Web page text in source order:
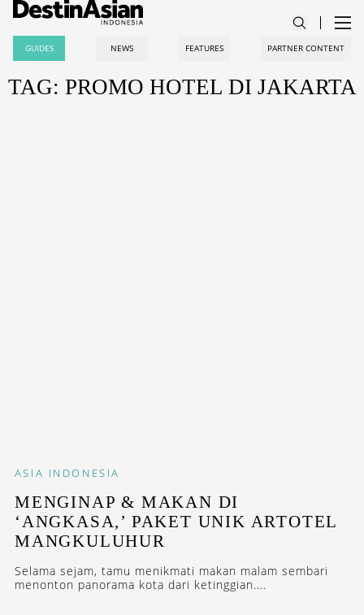
GUIDES NEWS FEATURES PARTNER CONTENT
TAG: PROMO HOTEL DI JAKARTA
ASIA INDONESIA
MENGINAP & MAKAN DI
‘ANGKASA,’ PAKET UNIK ARTOTEL
MANGKULUHUR
Selama sejam, tamu menikmati makan malam sembari
menonton panorama kota dari ketinggian....